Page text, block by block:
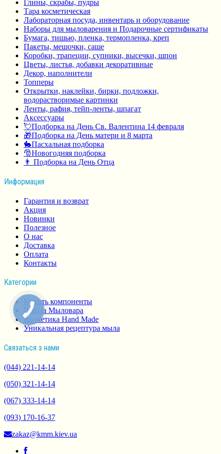
Глины, скрабы, пудры
Тара косметическая
Лабораторная посуда, инвентарь и оборудование
Наборы для мыловарения и Подарочные сертификаты
Бумага, тишью, пленка, термопленка, креп
Пакеты, мешочки, саше
Коробки, трапеции, супники, высечки, шпон
Цветы, листья, добавки декоративные
Декор, наполнители
Топперы
Открытки, наклейки, бирки, подложки,
водорастворимые картинки
Ленты, рафия, тейп-ленты, шпагат
Аксессуары
💘Подборка на День Св. Валентина 14 февраля
🎁Подборка на День матери и 8 марта
🐇Пасхальная подборка
🎅Новогодняя подборка
👨 Подборка на День Отца
Информация
Гарантия и возврат
Акция
Новинки
Полезное
О нас
Доставка
Оплата
Контакты
Категории
Купить компоненты
Школа Мыловара
Косметика Hand Made
Уникальная рецептура мыла
Связаться з нами
(044) 221-14-14
(050) 321-14-14
(067) 333-14-14
(093) 170-16-37
zakaz@kmm.kiev.ua